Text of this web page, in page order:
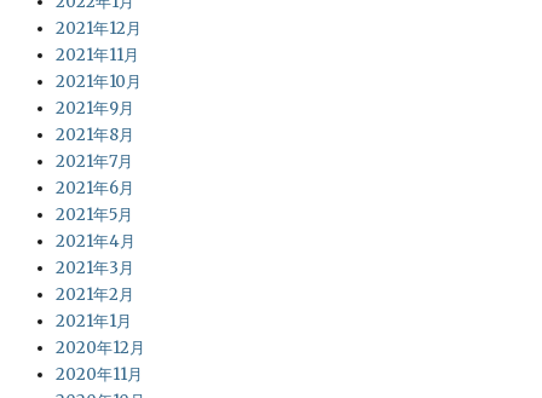
2021年12月
2021年11月
2021年10月
2021年9月
2021年8月
2021年7月
2021年6月
2021年5月
2021年4月
2021年3月
2021年2月
2021年1月
2020年12月
2020年11月